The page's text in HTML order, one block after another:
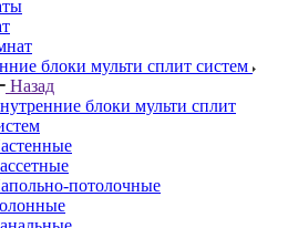
блоки мульти сплит систем
Назад
блоки мульти сплит
потолочные